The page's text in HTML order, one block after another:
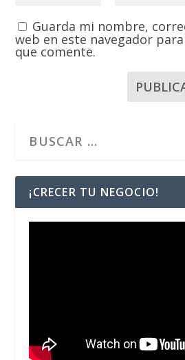
Guarda mi nombre,
web en este navegador
que comente.
¡CRECER TU NEGOCIO!